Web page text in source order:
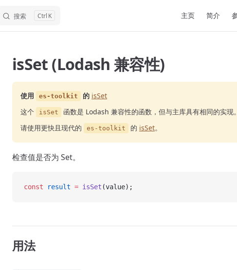
搜索 K 主页 简介
isSet (Lodash 兼容性)
使用 es-toolkit 的 isSet
这个
isSet
函数是 Lodash 兼容性的函数，但与主库具有相同的实现。
请使用更快且现代的
es-toolkit 的 isSet。
检查值是否为 Set。
const result = isSet (value);
用法